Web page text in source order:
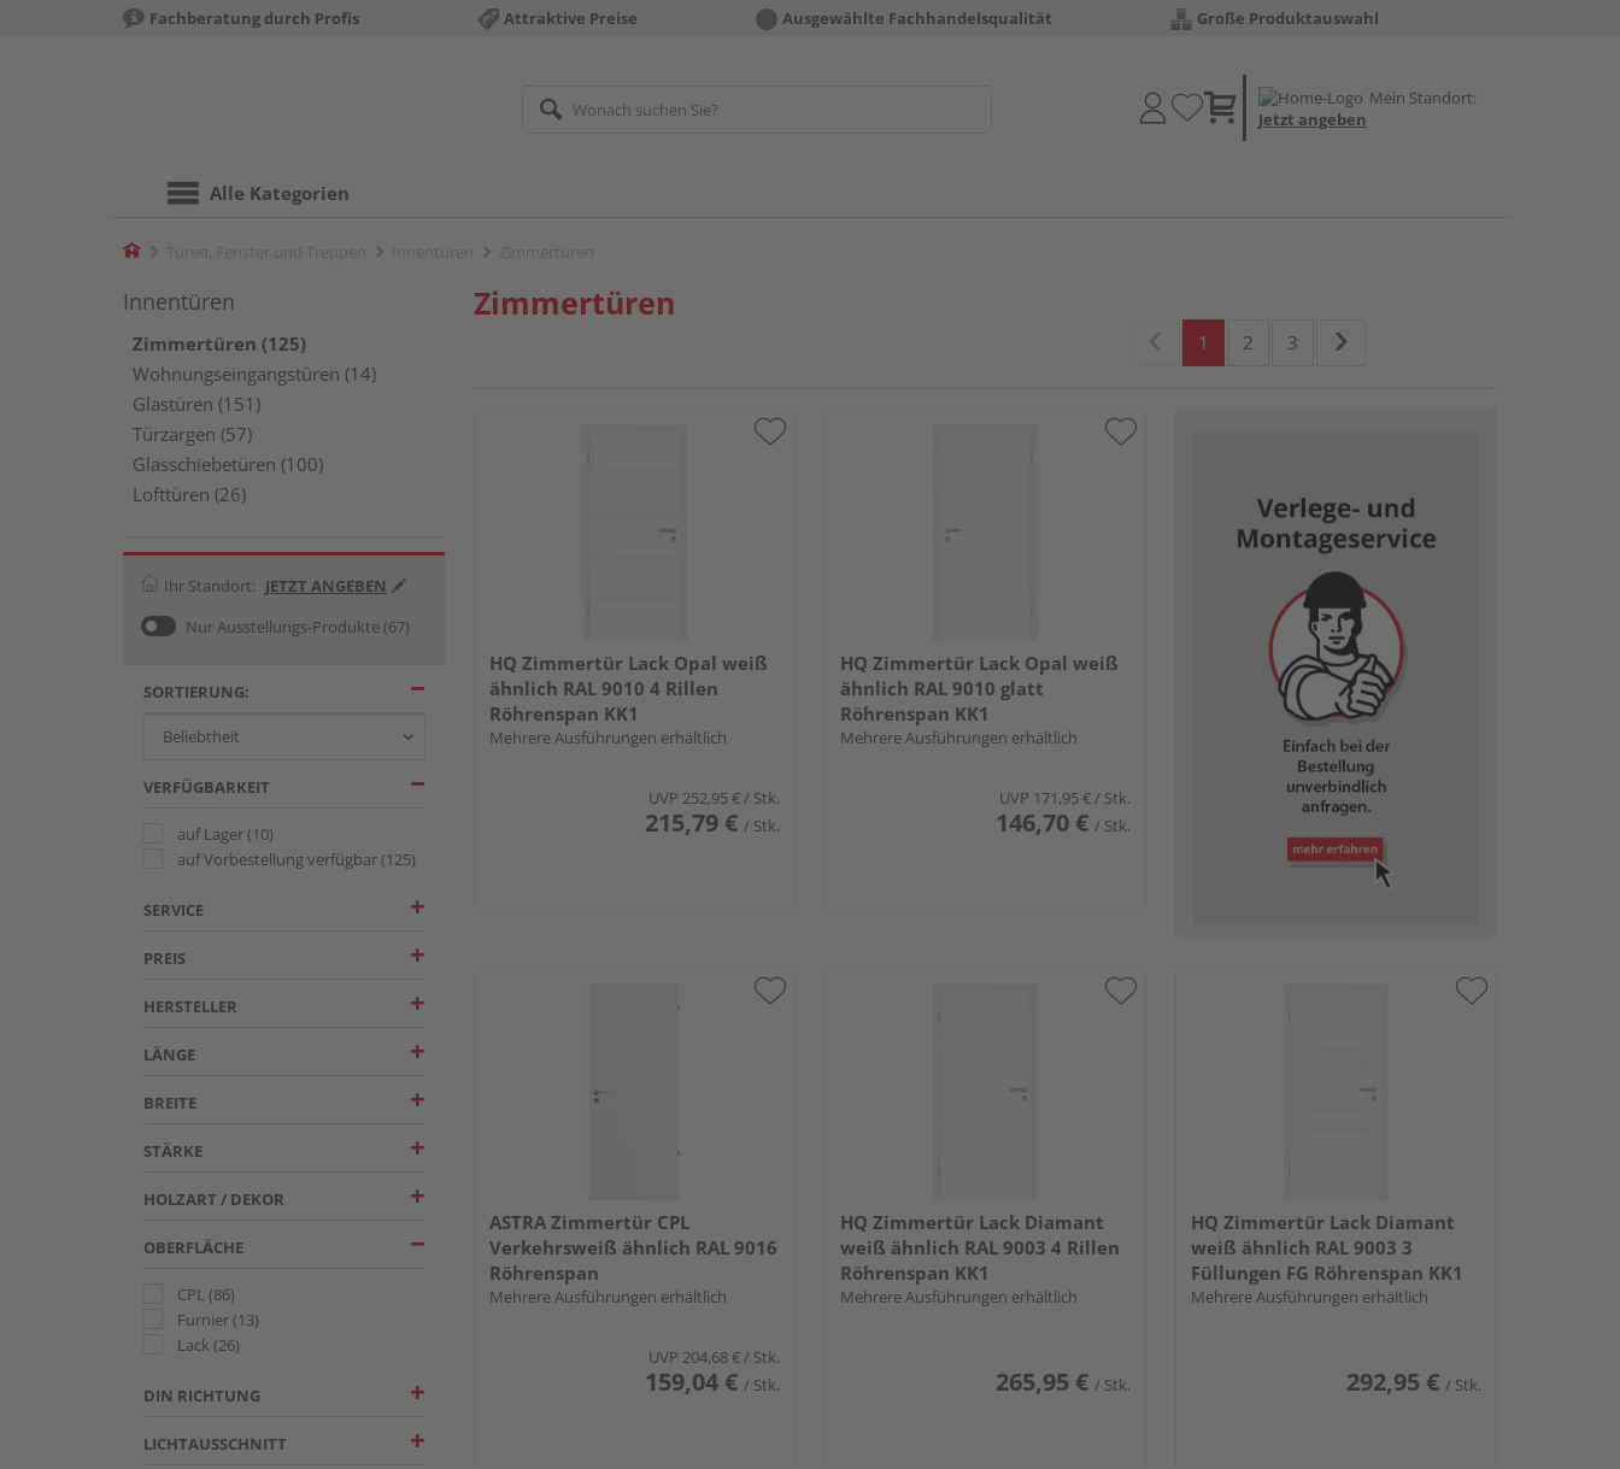
Fachberatung durch Profis Attraktive Preise Ausgewählte Fachhandelsqualität Große Produktauswahl
Mein Standort:
Jetzt angeben
Alle Kategorien
Home
Innentüren
Zimmertüren (125)
Wohnungseingangstüren (14)
Glastüren (151)
Türzargen (57)
Glasschiebetüren (100)
Lofttüren (26)
Ihr Standort: JETZT ANGEBEN
Nur Ausstellungs-Produkte (67)
SORTIERUNG:
VERFÜGBARKEIT
auf Lager(10)
auf Vorbestellung verfügbar(125)
SERVICE
PREIS
HERSTELLER
LÄNGE
BREITE
STÄRKE
HOLZART / DEKOR
OBERFLÄCHE
CPL (86)
Furnier(13)
Lack (26)
DIN RICHTUNG
LICHTAUSSCHNITT
Zimmertüren
1 2 3
HQ Zimmertür Lack Opal weiß
ähnlich RAL 9010 4 Rillen
Röhrenspan KK1
Mehrere Ausführungen erhältlich
UVP 252,95 €/ Stk.
215,79 € / Stk.
HQ Zimmertür Lack Opal weiß
ähnlich RAL 9010 glatt
Röhrenspan KK1
Mehrere Ausführungen erhältlich
UVP 171,95 €/ Stk.
146,70 € / Stk.
ASTRA Zimmertür CPL
Verkehrsweiß ähnlich RAL 9016
Röhrenspan
Mehrere Ausführungen erhältlich
UVP 204,68 €/ Stk.
159,04 € / Stk.
HQ Zimmertür Lack Diamant
weiß ähnlich RAL 9003 4 Rillen
Röhrenspan KK1
Mehrere Ausführungen erhältlich
265,95 € / Stk.
HQ Zimmertür Lack Diamant
weiß ähnlich RAL 9003 3
Füllungen FG Röhrenspan KK1
Mehrere Ausführungen erhältlich
292,95 € / Stk.